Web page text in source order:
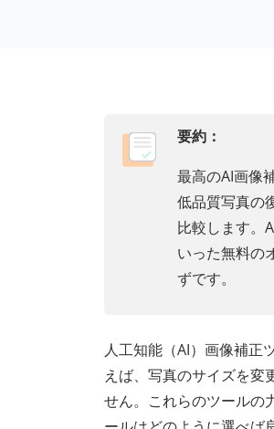
要約：
最高のAI画像
低品質写真の
比較します。
いった無料の
ずです。
人工知能（AI）画像補正
えば、写真のサイズを変
せん。これらのツールの